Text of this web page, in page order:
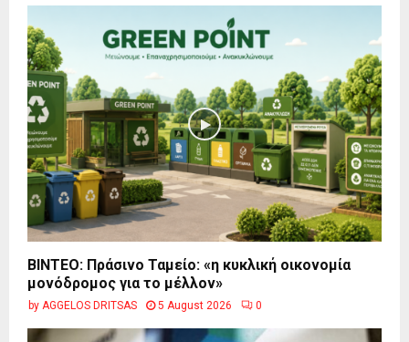
BINTEO: Πράσινο Ταμείο: «η κυκλική οικονομία
μονόδρομος για το μέλλον»
by AGGELOS DRITSAS 5 August 2026 0